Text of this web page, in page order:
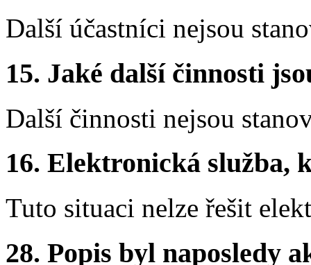
Další účastníci nejsou
15. Jaké další činnosti
Další činnosti nejsou
16. Elektronická služba,
Tuto situaci nelze řešit
28. Popis byl naposledy